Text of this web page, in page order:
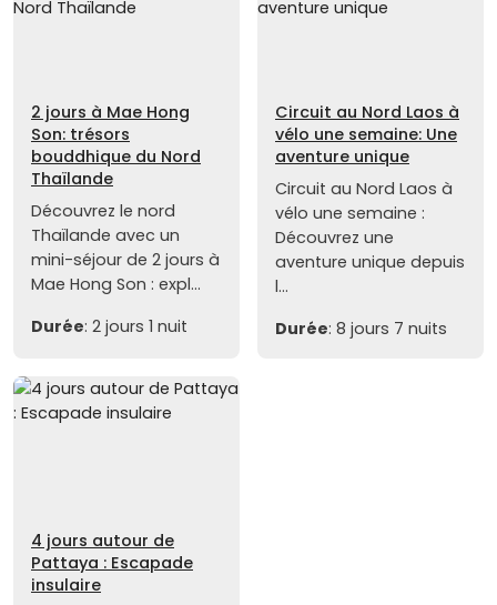
2 jours à Mae Hong
Son: trésors
bouddhique du Nord
Thaïlande
Découvrez le nord
Thaïlande avec un
mini-séjour de 2 jours à
Mae Hong Son : expl...
Durée: 2 jours 1 nuit
Circuit au Nord Laos à
vélo une semaine: Une
aventure unique
Circuit au Nord Laos à
vélo une semaine :
Découvrez une
aventure unique depuis
l...
Durée: 8 jours 7 nuits
4 jours autour de
Pattaya : Escapade
insulaire